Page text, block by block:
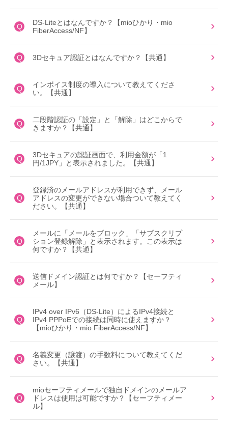
Q
DS-Liteとはなんですか？【mioひかり・mio
FiberAccess/NF】
Q 3Dセキュア認証とはなんですか？【共通】
Q
インボイス制度の導入について教えてくださ
い。【共通】
Q
二段階認証の「設定」と「解除」はどこからで
きますか？【共通】
Q
3Dセキュアの認証画面で、利用金額が「1
円/1JPY」と表示されました。【共通】
Q
登録済のメールアドレスが利用できず、メール
アドレスの変更ができない場合ついて教えてく
ださい。【共通】
Q
メールに「メールをブロック」「サブスクリプ
ション登録解除」と表示されます。この表示は
何ですか？【共通】
Q
送信ドメイン認証とは何ですか？【セーフティ
メール】
Q
IPv4 over IPv6（DS-Lite）によるIPv4接続と
IPv4 PPPoEでの接続は同時に使えますか？
【mioひかり・mio FiberAccess/NF】
Q
名義変更（譲渡）の手数料について教えてくだ
さい。【共通】
Q
mioセーフティメールで独自ドメインのメールア
ドレスは使用は可能ですか？【セーフティメー
ル】